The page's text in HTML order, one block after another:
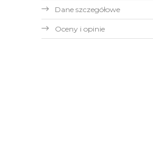
Dane szczegółowe
Oceny i opinie